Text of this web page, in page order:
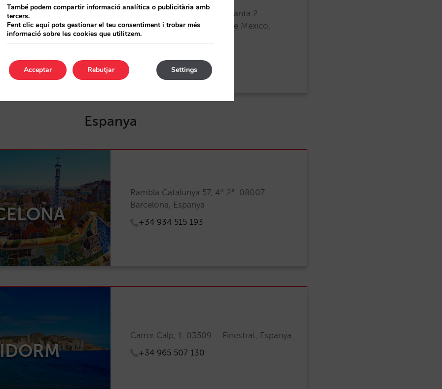
Avenida Homero 1205 – Planta 2 –
Polanco, 11550 – Ciudad de México,
México
Espanya
Rambla Catalunya 57, 4º 2ª. 08007 –
Barcelona, Espanya
+34 934 515 193
Carrer Calp, 1. 03509 – Finestrat, Espanya
+34 965 507 130
També podem compartir informació analítica o publicitària amb
tercers.
Fent clic aquí pots gestionar el teu consentiment i trobar més
informació sobre les cookies que utilitzem.
Acceptar Settings
Rebutjar